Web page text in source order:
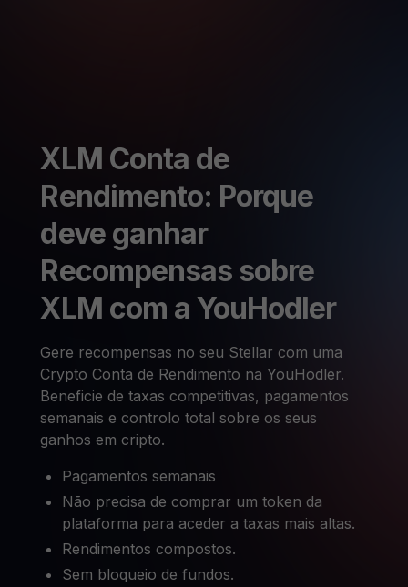
XLM Conta de
Rendimento: Porque
deve ganhar
Recompensas sobre
XLM com a YouHodler
Gere recompensas no seu Stellar com uma
Crypto Conta de Rendimento na YouHodler.
Beneficie de taxas competitivas, pagamentos
semanais e controlo total sobre os seus
ganhos em cripto.
Pagamentos semanais
Não precisa de comprar um token da
plataforma para aceder a taxas mais altas.
Rendimentos compostos.
Sem bloqueio de fundos.